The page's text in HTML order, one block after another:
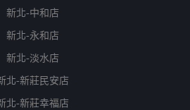
新北-中和店
新北-永和店
新北-淡水店
北-新莊民安店
北-新莊幸福店